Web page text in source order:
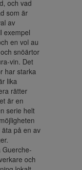
och vad
som är
av
exempel
en vol au
snöärtor
vin. Det
har starka
lika
rätter
är en
serie helt
på en av
Guerche-
och